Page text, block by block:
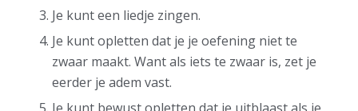
Je kunt een liedje zingen.
Je kunt opletten dat je je oefening niet te
zwaar maakt. Want als iets te zwaar is, zet je
eerder je adem vast.